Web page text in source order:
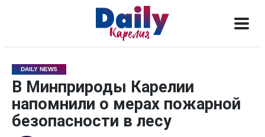
DAILY NEWS
В Минприроды Карелии
напомнили о мерах пожарной
безопасности в лесу